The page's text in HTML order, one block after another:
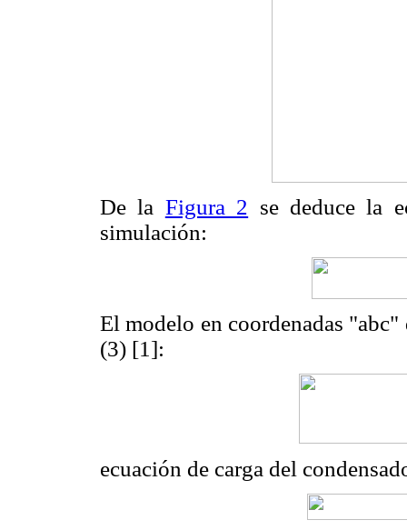
De la Figura 2 se deduce la
simulación:
El modelo en coordenadas
(3) [1]:
ecuación de carga del